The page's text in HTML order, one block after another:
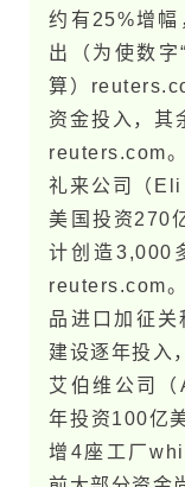
约有25%增幅
出（为使数字
算）​
资金投入，其
reuters.com。
礼来公司（
美​国投资270
计创造3,000
reuters.com
品进口加征关
建设逐年投入
艾伯维公司
年投资100亿
增4座工厂​